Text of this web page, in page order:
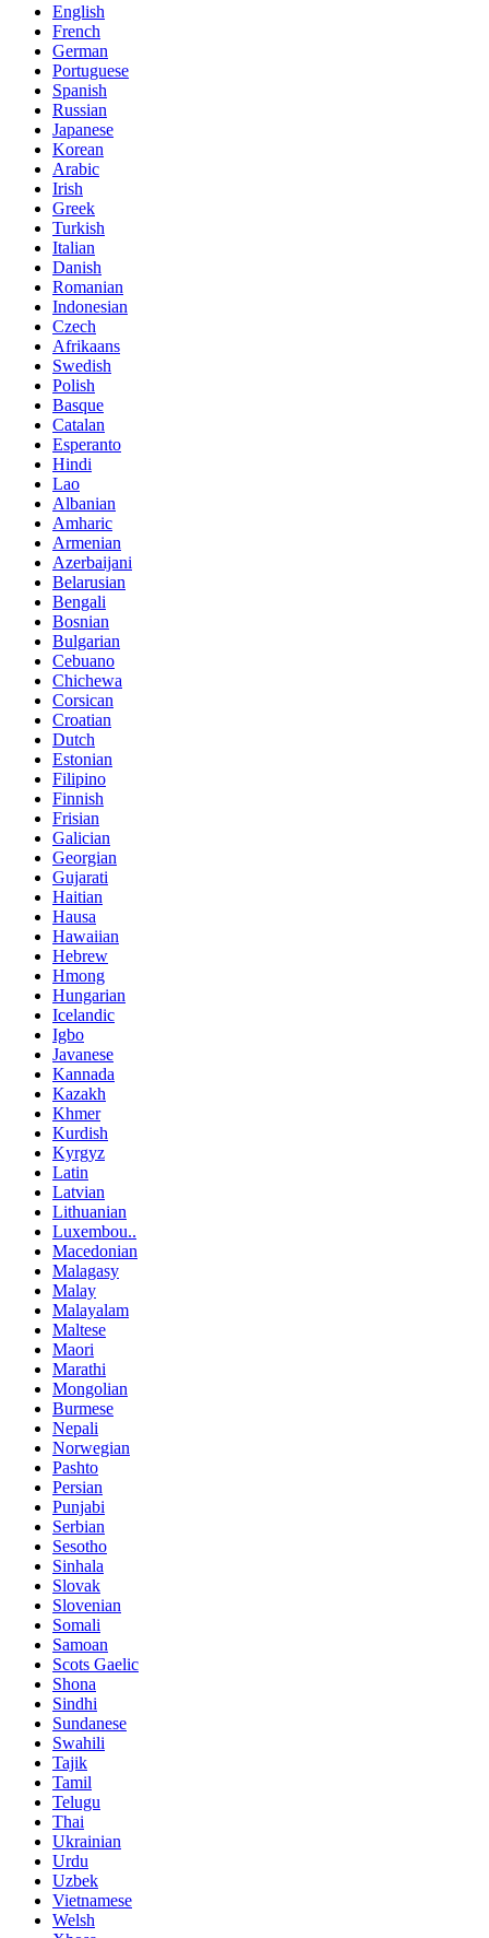
English
French
German
Portuguese
Spanish
Russian
Japanese
Korean
Arabic
Irish
Greek
Turkish
Italian
Danish
Romanian
Indonesian
Czech
Afrikaans
Swedish
Polish
Basque
Catalan
Esperanto
Hindi
Lao
Albanian
Amharic
Armenian
Azerbaijani
Belarusian
Bengali
Bosnian
Bulgarian
Cebuano
Chichewa
Corsican
Croatian
Dutch
Estonian
Filipino
Finnish
Frisian
Galician
Georgian
Gujarati
Haitian
Hausa
Hawaiian
Hebrew
Hmong
Hungarian
Icelandic
Igbo
Javanese
Kannada
Kazakh
Khmer
Kurdish
Kyrgyz
Latin
Latvian
Lithuanian
Luxembou..
Macedonian
Malagasy
Malay
Malayalam
Maltese
Maori
Marathi
Mongolian
Burmese
Nepali
Norwegian
Pashto
Persian
Punjabi
Serbian
Sesotho
Sinhala
Slovak
Slovenian
Somali
Samoan
Scots Gaelic
Shona
Sindhi
Sundanese
Swahili
Tajik
Tamil
Telugu
Thai
Ukrainian
Urdu
Uzbek
Vietnamese
Welsh